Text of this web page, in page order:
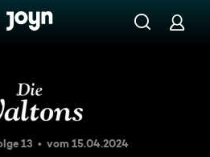
Der letzte Mustang
13 vom 15.04.2024